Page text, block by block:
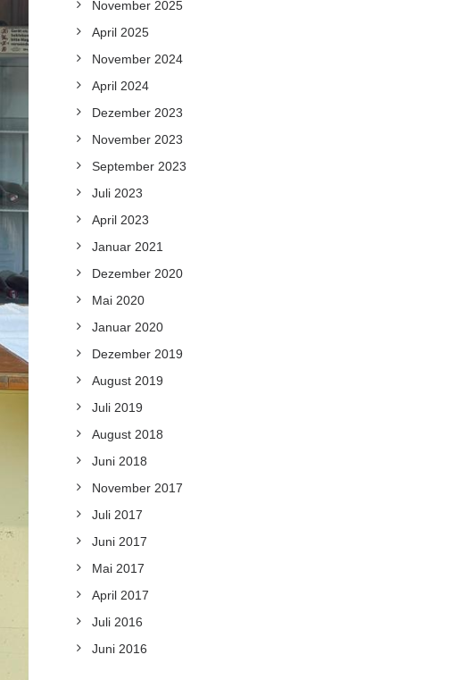
November 2025
April 2025
November 2024
April 2024
Dezember 2023
November 2023
September 2023
Juli 2023
April 2023
Januar 2021
Dezember 2020
Mai 2020
Januar 2020
Dezember 2019
August 2019
Juli 2019
August 2018
Juni 2018
November 2017
Juli 2017
Juni 2017
Mai 2017
April 2017
Juli 2016
Juni 2016